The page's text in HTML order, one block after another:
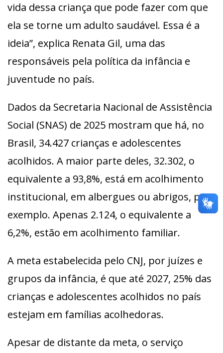
vida dessa criança que pode fazer com que
ela se torne um adulto saudável. Essa é a
ideia”, explica Renata Gil, uma das
responsáveis pela política da infância e
juventude no país.
Dados da Secretaria Nacional de Assistência
Social (SNAS) de 2025 mostram que há, no
Brasil, 34.427 crianças e adolescentes
acolhidos. A maior parte deles, 32.302, o
equivalente a 93,8%, está em acolhimento
institucional, em albergues ou abrigos, por
exemplo. Apenas 2.124, o equivalente a
6,2%, estão em acolhimento familiar.
A meta estabelecida pelo CNJ, por juízes e
grupos da infância, é que até 2027, 25% das
crianças e adolescentes acolhidos no país
estejam em famílias acolhedoras.
Apesar de distante da meta, o serviço